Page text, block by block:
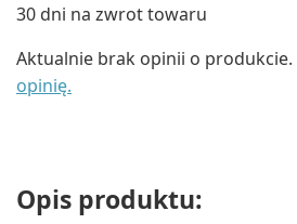
30 dni na zwrot towaru
Aktualnie brak opinii o produkcie.
opinię.
Opis produktu: